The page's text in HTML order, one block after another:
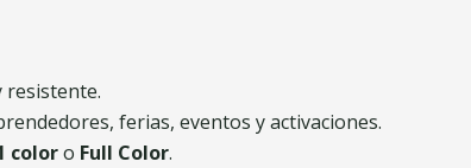
resistente.
ferias, eventos y activaciones.
coloro Full Color.